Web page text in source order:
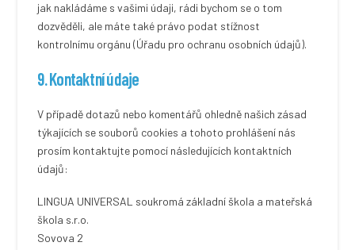
jak nakládáme s vašimi údaji, rádi bychom se o tom
dozvěděli, ale máte také právo podat stížnost
kontrolnímu orgánu (Úřadu pro ochranu osobních údajů).
9. Kontaktní údaje
V případě dotazů nebo komentářů ohledně našich zásad
týkajících se souborů cookies a tohoto prohlášení nás
prosím kontaktujte pomocí následujících kontaktních
údajů:
LINGUA UNIVERSAL soukromá základní škola a mateřská
škola s.r.o.
Sovova 2